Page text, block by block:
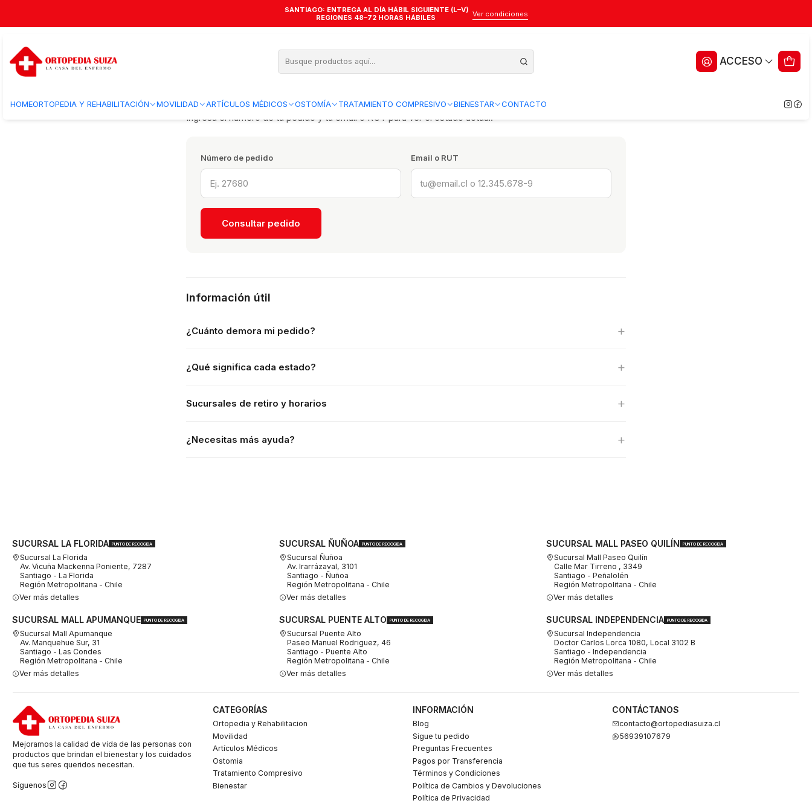
ACCESO
HOMEORTOPEDIA Y REHABILITACIÓN MOVILIDAD ARTÍCULOS MÉDICOS OSTOMÍA TRATAMIENTO COMPRESIVO BIENESTAR CONTACTO
SANTIAGO: ENTREGA AL DÍA HÁBIL SIGUIENTE (L–V)
REGIONES 48–72 HORAS HÁBILES
Ver condiciones
¿Dónde está mi pedido?
Ingresa el número de tu pedido y tu email o RUT para ver el estado actual.
Número de pedido Email o RUT
Consultar pedido
Información útil
¿Cuánto demora mi pedido?
¿Qué significa cada estado?
Sucursales de retiro y horarios
¿Necesitas más ayuda?
SUCURSAL LA FLORIDA PUNTO DE RECOGIDA
Sucursal La Florida
Av. Vicuña Mackenna Poniente, 7287
Santiago - La Florida
Región Metropolitana - Chile
Ver más detalles
SUCURSAL ÑUÑOA PUNTO DE RECOGIDA
Sucursal Ñuñoa
Av. Irarrázaval, 3101
Santiago - Ñuñoa
Región Metropolitana - Chile
Ver más detalles
SUCURSAL MALL PASEO QUILÍN PUNTO DE RECOGIDA
Sucursal Mall Paseo Quilín
Calle Mar Tirreno , 3349
Santiago - Peñalolén
Región Metropolitana - Chile
Ver más detalles
SUCURSAL MALL APUMANQUE PUNTO DE RECOGIDA
Sucursal Mall Apumanque
Av. Manquehue Sur, 31
Santiago - Las Condes
Región Metropolitana - Chile
Ver más detalles
SUCURSAL PUENTE ALTO PUNTO DE RECOGIDA
Sucursal Puente Alto
Paseo Manuel Rodriguez, 46
Santiago - Puente Alto
Región Metropolitana - Chile
Ver más detalles
SUCURSAL INDEPENDENCIA PUNTO DE RECOGIDA
Sucursal Independencia
Doctor Carlos Lorca 1080, Local 3102 B
Santiago - Independencia
Región Metropolitana - Chile
Ver más detalles
Mejoramos la calidad de vida de las personas con
productos que brindan el bienestar y los cuidados
que tus seres queridos necesitan.
Síguenos
CATEGORÍAS
Ortopedia y Rehabilitacion
Movilidad
Artículos Médicos
Ostomia
Tratamiento Compresivo
Bienestar
INFORMACIÓN
Blog
Sigue tu pedido
Preguntas Frecuentes
Pagos por Transferencia
Términos y Condiciones
Política de Cambios y Devoluciones
Política de Privacidad
CONTÁCTANOS
contacto@ortopediasuiza.cl
56939107679